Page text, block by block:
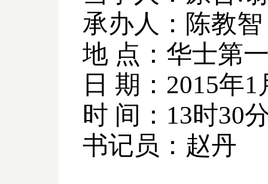
承办人：陈教智
地 点：华士第
日 期： 2015年1
时 间： 13时30
书记员：赵丹